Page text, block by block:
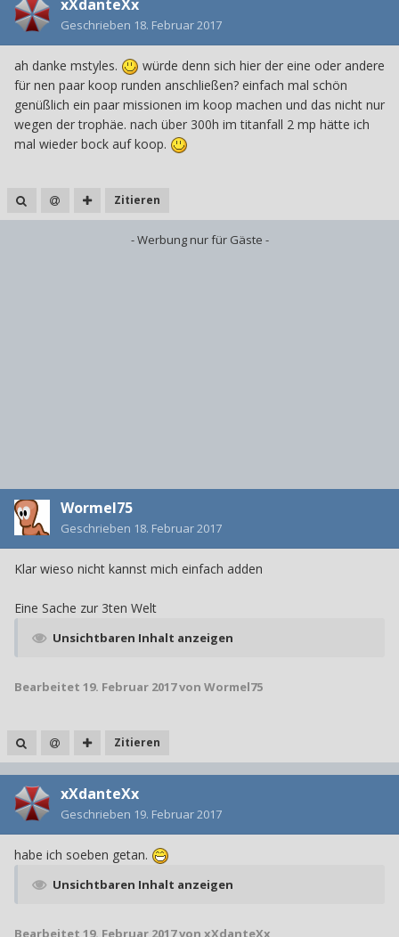
xXdanteXx
Geschrieben 18. Februar 2017
ah danke mstyles.
würde denn sich hier der eine oder andere
für nen paar koop runden anschließen? einfach mal schön
genüßlich ein paar missionen im koop machen und das nicht nur
wegen der trophäe. nach über 300h im titanfall 2 mp hätte ich
mal wieder bock auf koop.
Zitieren
- Werbung nur für Gäste -
Wormel75
Geschrieben 18. Februar 2017
Klar wieso nicht kannst mich einfach adden
Eine Sache zur 3ten Welt
Unsichtbaren Inhalt anzeigen
Bearbeitet 19. Februar 2017von Wormel75
Zitieren
xXdanteXx
Geschrieben 19. Februar 2017
habe ich soeben getan.
Unsichtbaren Inhalt anzeigen